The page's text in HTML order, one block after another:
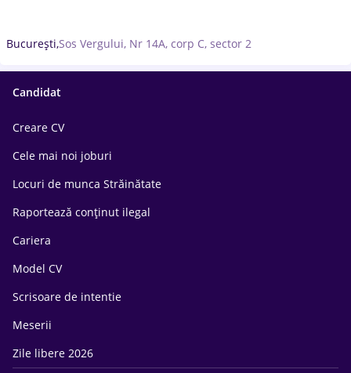
București,Sos Vergului, Nr 14A, corp C, sector 2
Candidat
Creare CV
Cele mai noi joburi
Locuri de munca Străinătate
Raportează conținut ilegal
Cariera
Model CV
Scrisoare de intentie
Meserii
Zile libere 2026